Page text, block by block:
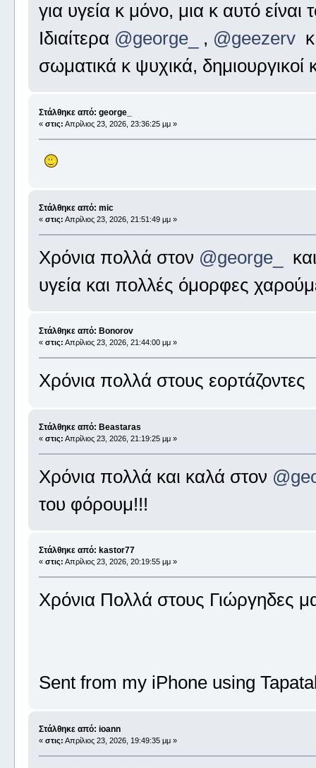
για υγεία κ μόνο, μια κ αυτό είναι
Ιδιαίτερα @george_ , @geezerv
σωματικά κ ψυχικά, δημιουργικοί
Στάλθηκε από: george_
« στις: Απρίλιος 23, 2026, 23:36:25 μμ »
Στάλθηκε από: mic
« στις: Απρίλιος 23, 2026, 21:51:49 μμ »
Χρόνια πολλά στον @george_
υγεία και πολλές όμορφες
Στάλθηκε από: Bonorov
« στις: Απρίλιος 23, 2026, 21:44:00 μμ »
Χρόνια πολλά στους εορτάζοντες
Στάλθηκε από: Beastaras
« στις: Απρίλιος 23, 2026, 21:19:25 μμ »
Χρόνια πολλά και καλά στον
του φόρουμ!!!
Στάλθηκε από: kastor77
« στις: Απρίλιος 23, 2026, 20:19:55 μμ »
Χρόνια Πολλά στους Γιώργηδες
Sent from my iPhone using
Στάλθηκε από: ioann
« στις: Απρίλιος 23, 2026, 19:49:35 μμ »